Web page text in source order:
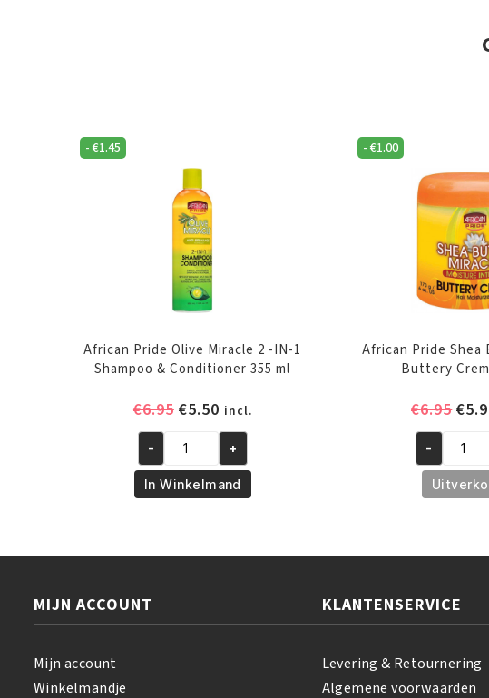
- €1.45
African Pride Olive Miracle 2 -IN-1
Shampoo & Conditioner 355 ml
€6.95 Oorspronkelijke
was:
€6.95.
€5.50Huidige
prijs
is:
€5.50.
incl.
African
Pride
Olive
1
Shampoo
- +
In Winkelmand
-€1.00
African Pride
Buttery
€6.95
was:
€
African
Pride
Shea
170
gr
-
MIJN ACCOUNT
Mijn account
Winkelmandje
KLANTENSERVICE
Levering & Retournering
Algemene voorwaarden